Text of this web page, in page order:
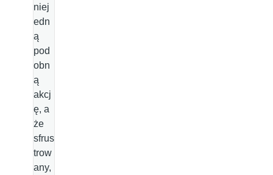
niej
edn
ą
pod
obn
ą
akcj
ę, a
że
sfrus
trow
any,